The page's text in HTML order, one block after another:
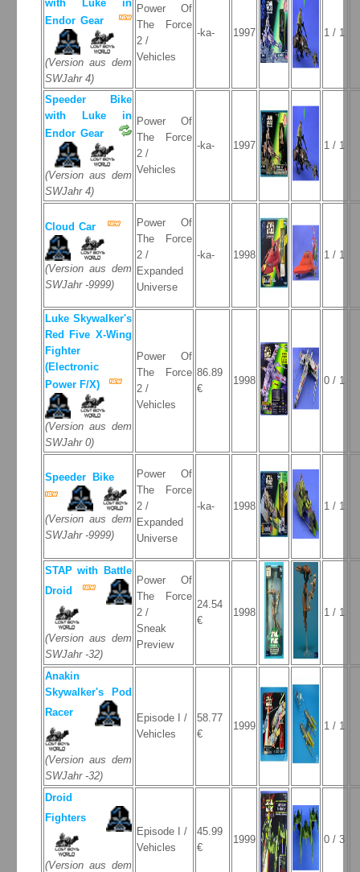
with Luke in
Endor Gear
(Version aus dem
SWJahr 4)
Power Of
The Force
2 /
Vehicles
-ka- 1997 1 / 1
Speeder Bike
with Luke in
Endor Gear
(Version aus dem
SWJahr 4)
Power Of
The Force
2 /
Vehicles
-ka- 1997 1 / 1
Cloud Car
(Version aus dem
SWJahr -9999)
Power Of
The Force
2 /
Expanded
Universe
-ka- 1998 1 / 1
Luke Skywalker's
Red Five X-Wing
Fighter
(Electronic
Power F/X)
(Version aus dem
SWJahr 0)
Power Of
The Force
2 /
Vehicles
86.89
€
1998 0 / 1
Speeder Bike
(Version aus dem
SWJahr -9999)
Power Of
The Force
2 /
Expanded
Universe
-ka- 1998 1 / 1
STAP with Battle
Droid
(Version aus dem
SWJahr -32)
Power Of
The Force
2 /
Sneak
Preview
24.54
€
1998 1 / 1
Anakin
Skywalker's Pod
Racer
(Version aus dem
SWJahr -32)
Episode I /
Vehicles
58.77
€
1999 1 / 1
Droid
Fighters
(Version aus dem
Episode I /
Vehicles
45.99
€
1999 0 / 3